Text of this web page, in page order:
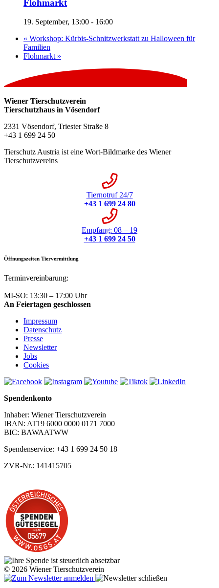
Flohmarkt
19. September, 13:00 - 16:00
« Workshop: Kürbis-Schnitzwerkstatt zu Halloween für
Familien
Flohmarkt »
Wiener Tierschutzverein
Tierschutzhaus in Vösendorf
2331 Vösendorf, Triester Straße 8
+43 1 699 24 50
Tierschutz Austria ist eine Wort-Bildmarke des Wiener
Tierschutzvereins
Tiernotruf 24/7
+43 1 699 24 80
Empfang: 08 – 19
+43 1 699 24 50
Öffnungszeiten Tiervermittlung
Terminvereinbarung:
MI-SO: 13:30 – 17:00 Uhr
An Feiertagen geschlossen
Impressum
Datenschutz
Presse
Newsletter
Jobs
Cookies
Spendenkonto
Inhaber: Wiener Tierschutzverein
IBAN: AT19 6000 0000 0171 7000
BIC: BAWAATWW
Spendenservice: +43 1 699 24 50 18
ZVR-Nr.: 141415705
© 2026 Wiener Tierschutzverein